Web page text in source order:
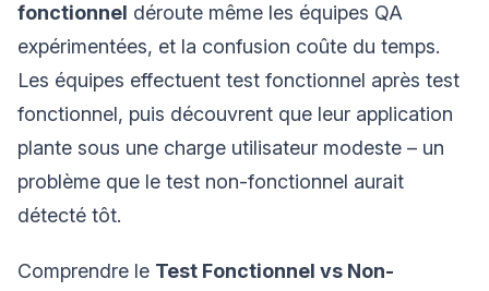
fonctionnel déroute même les équipes QA
expérimentées, et la confusion coûte du temps.
Les équipes effectuent test fonctionnel après test
fonctionnel, puis découvrent que leur application
plante sous une charge utilisateur modeste – un
problème que le test non-fonctionnel aurait
détecté tôt.
Comprendre le Test Fonctionnel vs Non-